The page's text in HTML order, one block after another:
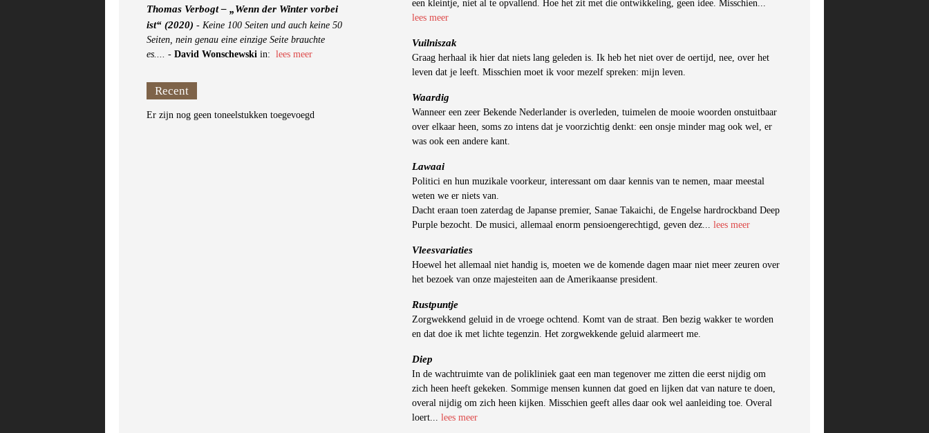
Thomas Verbogt – „Wenn der Winter vorbei
ist“ (2020) - Keine 100 Seiten und auch keine 50
Seiten, nein genau eine einzige Seite brauchte
es.... - David Wonschewski in: lees meer
Recent
Er zijn nog geen toneelstukken toegevoegd
een kleintje, niet al te opvallend. Hoe het zit met die ontwikkeling, geen idee. Misschien...
lees meer
Vuilniszak
Graag herhaal ik hier dat niets lang geleden is. Ik heb het niet over de oertijd, nee, over het
leven dat je leeft. Misschien moet ik voor mezelf spreken: mijn leven.
Waardig
Wanneer een zeer Bekende Nederlander is overleden, tuimelen de mooie woorden onstuitbaar
over elkaar heen, soms zo intens dat je voorzichtig denkt: een onsje minder mag ook wel, er
was ook een andere kant.
Lawaai
Politici en hun muzikale voorkeur, interessant om daar kennis van te nemen, maar meestal
weten we er niets van.
Dacht eraan toen zaterdag de Japanse premier, Sanae Takaichi, de Engelse hardrockband Deep
Purple bezocht. De musici, allemaal enorm pensioengerechtigd, geven dez... lees meer
Vleesvariaties
Hoewel het allemaal niet handig is, moeten we de komende dagen maar niet meer zeuren over
het bezoek van onze majesteiten aan de Amerikaanse president.
Rustpuntje
Zorgwekkend geluid in de vroege ochtend. Komt van de straat. Ben bezig wakker te worden
en dat doe ik met lichte tegenzin. Het zorgwekkende geluid alarmeert me.
Diep
In de wachtruimte van de polikliniek gaat een man tegenover me zitten die eerst nijdig om
zich heen heeft gekeken. Sommige mensen kunnen dat goed en lijken dat van nature te doen,
overal nijdig om zich heen kijken. Misschien geeft alles daar ook wel aanleiding toe. Overal
loert... lees meer